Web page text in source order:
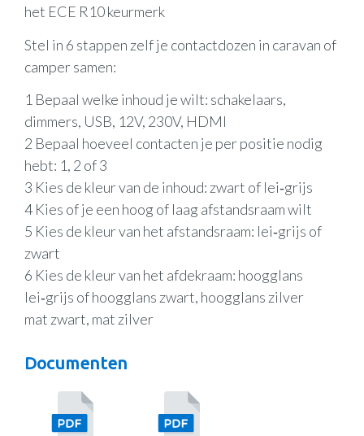
het ECE R10 keurmerk
Stel in 6 stappen zelf je contactdozen in caravan of
camper samen:
1 Bepaal welke inhoud je wilt: schakelaars,
dimmers, USB, 12V, 230V, HDMI
2 Bepaal hoeveel contacten je per positie nodig
hebt: 1, 2 of 3
3 Kies de kleur van de inhoud: zwart of lei‑grijs
4 Kies of je een hoog of laag afstandsraam wilt
5 Kies de kleur van het afstandsraam: lei‑grijs of
zwart
6 Kies de kleur van het afdekraam: hoogglans
lei‑grijs of hoogglans zwart, hoogglans zilver
mat zwart, mat zilver
Documenten